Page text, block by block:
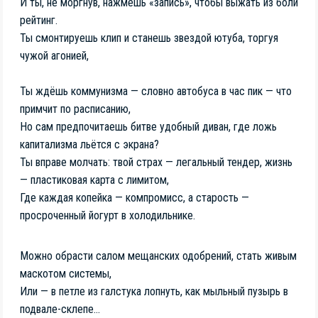
рейтинг.
Ты смонтируешь клип и станешь звездой ютуба, торгуя
чужой агонией,
Ты ждёшь коммунизма — словно автобуса в час пик — что
примчит по расписанию,
Но сам предпочитаешь битве удобный диван, где ложь
капитализма льётся с экрана?
Ты вправе молчать: твой страх — легальный тендер, жизнь
— пластиковая карта с лимитом,
Где каждая копейка — компромисс, а старость —
просроченный йогурт в холодильнике.
Можно обрасти салом мещанских одобрений, стать живым
маскотом системы,
Или — в петле из галстука лопнуть, как мыльный пузырь в
подвале-склепе…